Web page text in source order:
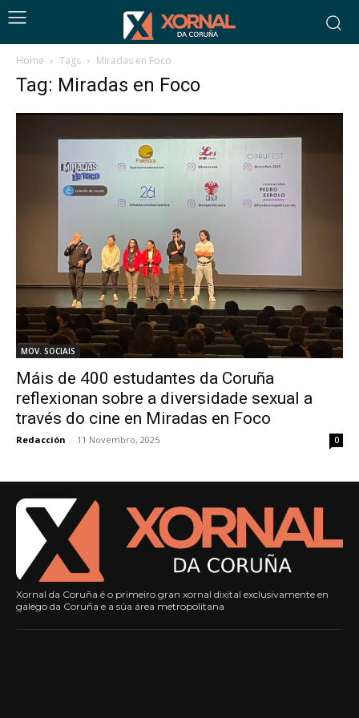
Home Tags Miradas en Foco
Tag: Miradas en Foco
MOV. SOCIAIS
Máis de 400 estudantes da Coruña
reflexionan sobre a diversidade sexual a
través do cine en Miradas en Foco
Redacción - 11 Novembro, 2025 0
Xornal da Coruña é o primeiro gran xornal dixital exclusivamente en
galego da Coruña e a súa área metropolitana